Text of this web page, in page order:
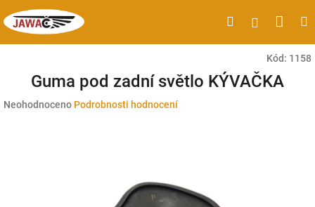
na
obsah
HledatPřihlášení
Kód: 1158
Guma pod zadní světlo KÝVAČKA
Průměrné
Neohodnoceno Podrobnosti hodnocení